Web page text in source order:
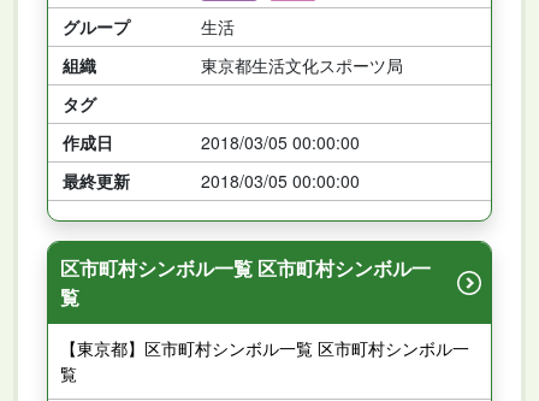
グループ
生活
組織
東京都生活文化スポーツ局
タグ
作成日
2018/03/05 00:00:00
最終更新
2018/03/05 00:00:00
区市町村シンボル一覧 区市町村シンボル一
覧
【東京都】区市町村シンボル一覧 区市町村シンボル一
覧